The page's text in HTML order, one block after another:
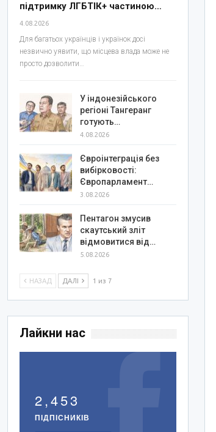
підтримку ЛГБТІК+ частиною…
4.08.2026
Для багатьох українців і українок досі
незвично уявити, що місцева влада може не
просто дозволити…
У індонезійського
регіоні Тангеранг
готують…
4.08.2026
Євроінтеграція без
вибірковості:
Європарламент…
3.08.2026
Пентагон змусив
скаутський зліт
відмовитися від…
5.08.2026
НАЗАД ДАЛІ 1 из 7
Лайкни нас
2,453
ПІДПІСНИКІВ